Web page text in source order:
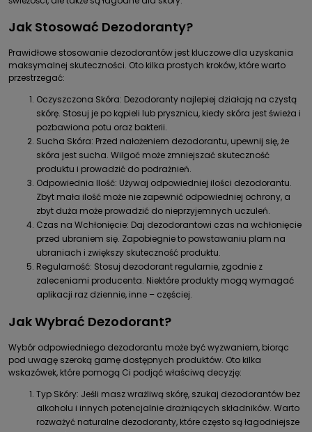
Jak Stosować Dezodoranty?
Prawidłowe stosowanie dezodorantów jest kluczowe dla uzyskania
maksymalnej skuteczności. Oto kilka prostych kroków, które warto
przestrzegać:
Oczyszczona Skóra: Dezodoranty najlepiej działają na czystą
skórę. Stosuj je po kąpieli lub prysznicu, kiedy skóra jest świeża i
pozbawiona potu oraz bakterii.
Sucha Skóra: Przed nałożeniem dezodorantu, upewnij się, że
skóra jest sucha. Wilgoć może zmniejszać skuteczność
produktu i prowadzić do podrażnień.
Odpowiednia Ilość: Używaj odpowiedniej ilości dezodorantu.
Zbyt mała ilość może nie zapewnić odpowiedniej ochrony, a
zbyt duża może prowadzić do nieprzyjemnych uczuleń.
Czas na Wchłonięcie: Daj dezodorantowi czas na wchłonięcie
przed ubraniem się. Zapobiegnie to powstawaniu plam na
ubraniach i zwiększy skuteczność produktu.
Regularność: Stosuj dezodorant regularnie, zgodnie z
zaleceniami producenta. Niektóre produkty mogą wymagać
aplikacji raz dziennie, inne – częściej.
Jak Wybrać Dezodorant?
Wybór odpowiedniego dezodorantu może być wyzwaniem, biorąc
pod uwagę szeroką gamę dostępnych produktów. Oto kilka
wskazówek, które pomogą Ci podjąć właściwą decyzję:
Typ Skóry: Jeśli masz wrażliwą skórę, szukaj dezodorantów bez
alkoholu i innych potencjalnie drażniących składników. Warto
rozważyć naturalne dezodoranty, które często są łagodniejsze